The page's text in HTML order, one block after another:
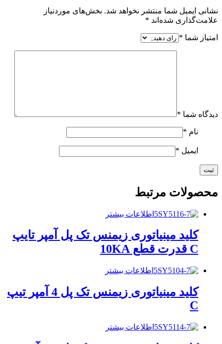
نشانی ایمیل شما منتشر نخواهد شد. بخش‌های موردنیاز
علامت‌گذاری شده‌اند *
امتیاز شما *
دیدگاه شما *
نام *
ایمیل *
محصولات مرتبط
اطلاعات بیشتر
کلید مینیاتوری زیمنس تک پل آمپر تایپ
C قدرت قطع 10KA
اطلاعات بیشتر
کلید مینیاتوری زیمنس تک پل 4 آمپر تیپ
C
اطلاعات بیشتر